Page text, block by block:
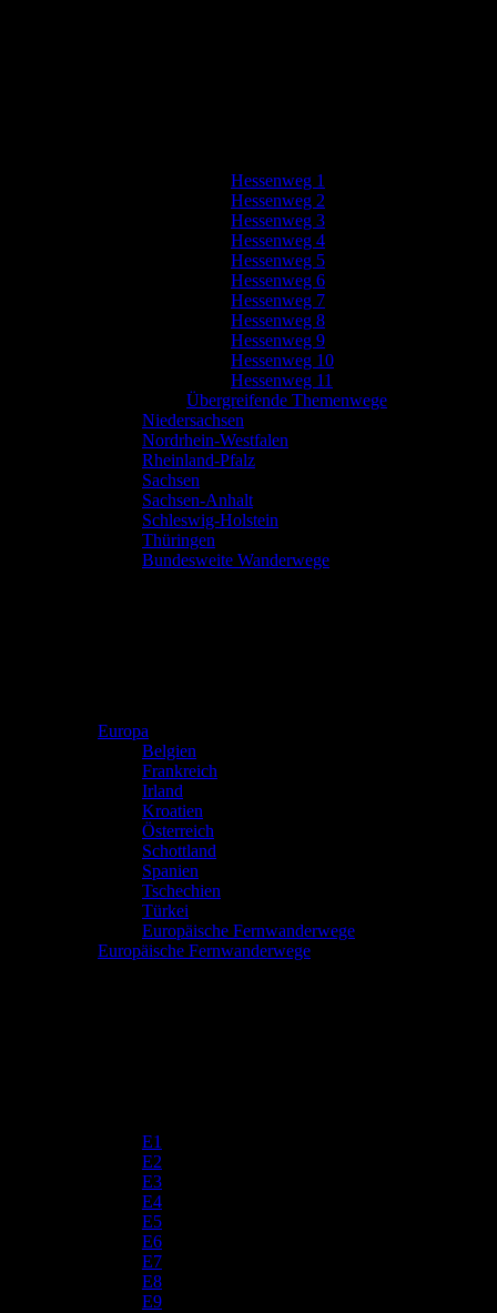
Hessenweg 1
Hessenweg 2
Hessenweg 3
Hessenweg 4
Hessenweg 5
Hessenweg 6
Hessenweg 7
Hessenweg 8
Hessenweg 9
Hessenweg 10
Hessenweg 11
Übergreifende Themenwege
Niedersachsen
Nordrhein-Westfalen
Rheinland-Pfalz
Sachsen
Sachsen-Anhalt
Schleswig-Holstein
Thüringen
Bundesweite Wanderwege
Europa
Belgien
Frankreich
Irland
Kroatien
Österreich
Schottland
Spanien
Tschechien
Türkei
Europäische Fernwanderwege
Europäische Fernwanderwege
E1
E2
E3
E4
E5
E6
E7
E8
E9